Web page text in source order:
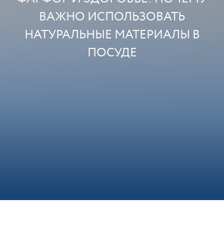
ВАЖНО ИСПОЛЬЗОВАТЬ
НАТУРАЛЬНЫЕ МАТЕРИАЛЫ В
ПОСУДЕ